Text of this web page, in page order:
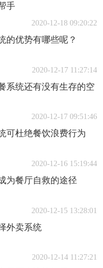
手
2020-12-18 09:20:22
的优势有哪些呢？
2020-12-17 11:27:14
系统还有没有生存的空
2020-12-17 09:51:46
可杜绝餐饮浪费行为
2020-12-16 15:19:44
为餐厅自救的途径
2020-12-15 13:28:01
外卖系统
2020-12-14 11:27:21